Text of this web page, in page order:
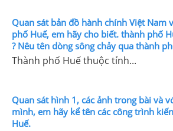
Quan sát bản đồ hành chính Việt Nam
phố Huế, em hãy cho biết. thành phố
? Nêu tên dòng sông chảy qua thành
Thành phố Huế thuộc tỉnh...
Quan sát hình 1, các ảnh trong bài và
mình, em hãy kể tên các công trình
Huế.